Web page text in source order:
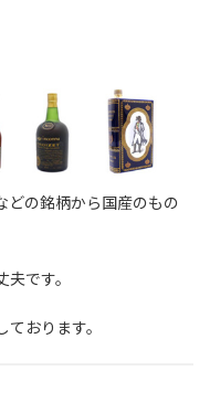
どの銘柄から国産のもの
です。
おります。